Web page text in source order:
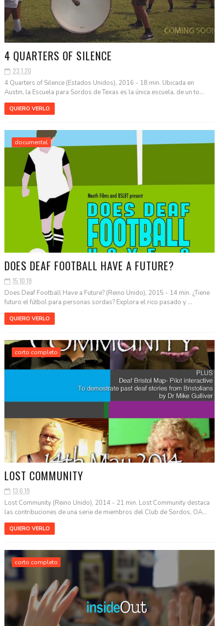
4 QUARTERS OF SILENCE
23.1.20
4 Quarters of Silence (Estados Unidos), 2016 - 18 min. Ubicada en
Austin, la Escuela para Sordos de Texas es la única escuela, de un to...
QUIERO VERLO
documental
DOES DEAF FOOTBALL HAVE A FUTURE?
15.10.19
Does Deaf Football Have a Future? (Reino Unido), 2015 - 14 min. ¿Tiene
futuro el fútbol para personas sordas? Explora el rico pasado y ...
QUIERO VERLO
corto completo
LOST COMMUNITY
13.6.19
Lost Community (Reino Unido), 2014 - 21 min. Lost Community destaca
las contribuciones de una serie de miembros del Club de Sordos, OA...
QUIERO VERLO
corto completo